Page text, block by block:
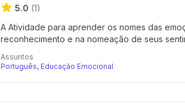
5.0 (1)
A Atividade para aprender os nomes das
reconhecimento e na nomeação de seus
Assuntos
Português, Educação Emocional